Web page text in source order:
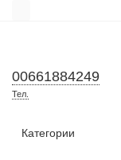
00661884249
Тел.
Категории